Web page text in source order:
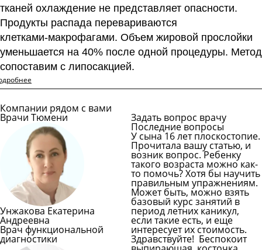
тканей охлаждение не представляет опасности.
Продукты распада перевариваются
клетками-макрофагами. Объем жировой прослойки
уменьшается на 40% после одной процедуры. Метод
сопоставим с липосакцией.
Компании рядом с вами
Врачи Тюмени
Унжакова Екатерина
Андреевна
Врач функциональной
диагностики
Задать вопрос врачу
Последние вопросы
У сына 16 лет плоскостопие.
Прочитала вашу статью, и
возник вопрос. Ребенку
такого возраста можно как-
то помочь? Хотя бы научить
правильным упражнениям.
Может быть, можно взять
базовый курс занятий в
период летних каникул,
если такие есть, и еще
интересует их стоимость.
Здравствуйте! Беспокоит